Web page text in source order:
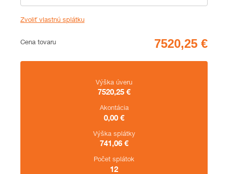
Zvoliť vlastnú splátku
Cena
Cena tovaru
Zhrnutie
Výška úveru
7520,25 €
Akontácia
0,00 €
Výška splátky
741,06 €
Počet splátok
12